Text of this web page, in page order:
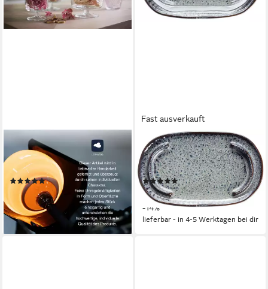
LEONARDO
Vorratsglas POESIA, Glas, (1-
tlg), auf Fuß
(8)
ab 23,90 € UVP 26,95 €
-11%
lieferbar - in 4-5 Werktagen bei dir
Fast ausverkauft
LEONARDO
Butterdose MATERA, Glas,
Keramik, (1-tlg)
(1)
ab 21,44 € UVP24,95 €
-14%
lieferbar - in 4-5 Werktagen bei dir